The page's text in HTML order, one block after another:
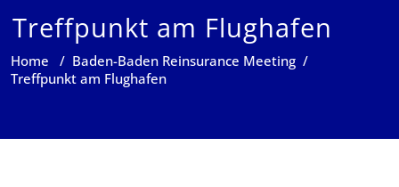
Treffpunkt am Flughafen
Home / Baden-Baden Reinsurance Meeting /
Treffpunkt am Flughafen